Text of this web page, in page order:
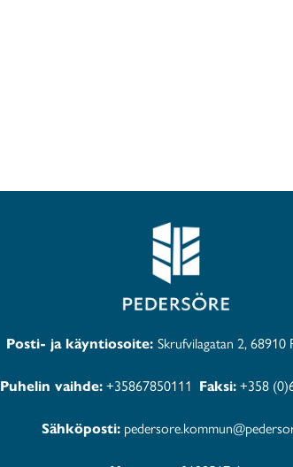
Posti- ja käyntiosoite: Skrufvilagatan 2, 68910
Puhelin vaihde:+35867850111 Faksi:+358
Sähköposti: